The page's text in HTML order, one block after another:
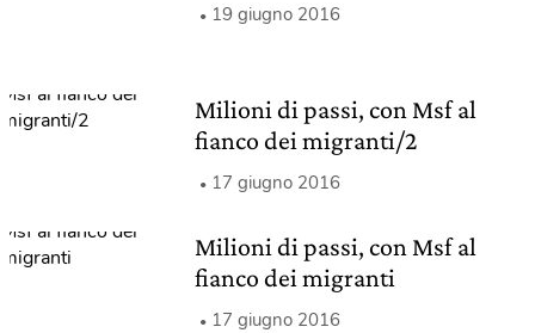
19 giugno 2016
Milioni di passi, con Msf al
fianco dei migranti/2
17 giugno 2016
Milioni di passi, con Msf al
fianco dei migranti
17 giugno 2016